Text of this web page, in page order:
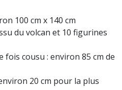
100 cm x 140 cm
du volcan et 10 figurines
cousu : environ 85 cm de
20 cm pour la plus